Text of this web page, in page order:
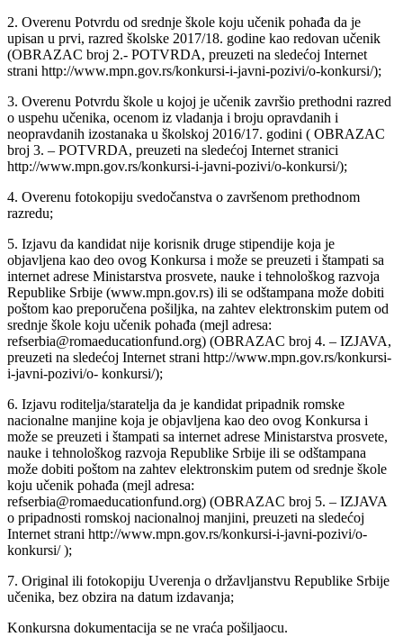
2. Overenu Potvrdu od srednje škole koju učenik pohađa da je
upisan u prvi, razred školske 2017/18. godine kao redovan učenik
(OBRAZAC broj 2.- POTVRDA, preuzeti na sledećoj Internet
strani http://www.mpn.gov.rs/konkursi-i-javni-pozivi/o-konkursi/);
3. Overenu Potvrdu škole u kojoj je učenik završio prethodni razred
o uspehu učenika, ocenom iz vladanja i broju opravdanih i
neopravdanih izostanaka u školskoj 2016/17. godini ( OBRAZAC
broj 3. – POTVRDA, preuzeti na sledećoj Internet stranici
http://www.mpn.gov.rs/konkursi-i-javni-pozivi/o-konkursi/);
4. Overenu fotokopiju svedočanstva o završenom prethodnom
razredu;
5. Izjavu da kandidat nije korisnik druge stipendije koja je
objavljena kao deo ovog Konkursa i može se preuzeti i štampati sa
internet adrese Ministarstva prosvete, nauke i tehnološkog razvoja
Republike Srbije (www.mpn.gov.rs) ili se odštampana može dobiti
poštom kao preporučena pošiljka, na zahtev elektronskim putem od
srednje škole koju učenik pohađa (mejl adresa:
refserbia@romaeducationfund.org) (OBRAZAC broj 4. – IZJAVA,
preuzeti na sledećoj Internet strani http://www.mpn.gov.rs/konkursi-
i-javni-pozivi/o- konkursi/);
6. Izjavu roditelja/staratelja da je kandidat pripadnik romske
nacionalne manjine koja je objavljena kao deo ovog Konkursa i
može se preuzeti i štampati sa internet adrese Ministarstva prosvete,
nauke i tehnološkog razvoja Republike Srbije ili se odštampana
može dobiti poštom na zahtev elektronskim putem od srednje škole
koju učenik pohađa (mejl adresa:
refserbia@romaeducationfund.org) (OBRAZAC broj 5. – IZJAVA
o pripadnosti romskoj nacionalnoj manjini, preuzeti na sledećoj
Internet strani http://www.mpn.gov.rs/konkursi-i-javni-pozivi/o-
konkursi/ );
7. Original ili fotokopiju Uverenja o državljanstvu Republike Srbije
učenika, bez obzira na datum izdavanja;
Konkursna dokumentacija se ne vraća pošiljaocu.